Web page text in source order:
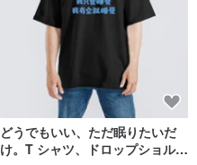
どうでもいい、ただ眠りたいだ
け。T シャツ、ドロップショルダ